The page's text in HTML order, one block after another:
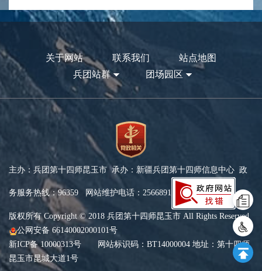
关于网站 联系我们
站点地图
兵团站群
团场园区
主办：兵团第十四师昆玉市 承办：新疆兵团第十四师信息中心 政
务服务热线：96359 网站维护电话：2566891
版权所有 Copyright © 2018 兵团第十四师昆玉市 All Rights Reserved
公网安备 66140002000101号
新ICP备 10000313号 网站标识码：BT14000004 地址：第十四师
昆玉市昆城大道1号